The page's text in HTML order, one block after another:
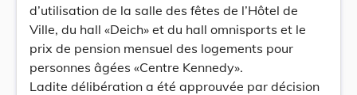
d’utilisation de la salle des fêtes de l’Hôtel de
Ville, du hall «Deich» et du hall omnisports et le
prix de pension mensuel des logements pour
personnes âgées «Centre Kennedy».
Ladite délibération a été approuvée par décision